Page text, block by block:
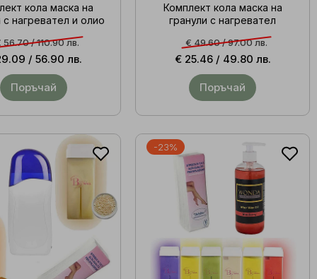
кола маска на
с нагревател и олио
56.70 /110.90 лв.
/56.90 лв.
Поръчай
Комплект кола маска на
гранули с нагревател
€ 49.60 /97.00 лв.
€ 25.46 / 49.80 лв.
Поръчай
-23%